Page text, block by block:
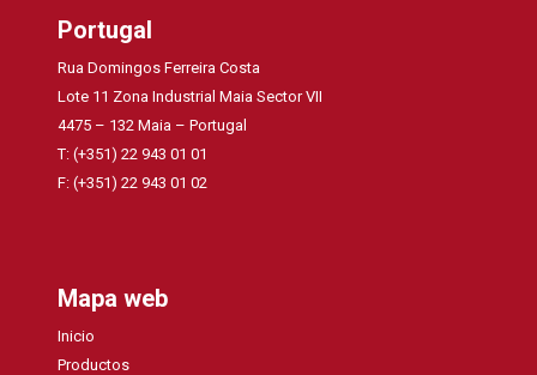
Portugal
Rua Domingos Ferreira Costa
Lote 11 Zona Industrial Maia Sector VII
4475 – 132 Maia – Portugal
T: (+351) 22 943 01 01
F: (+351) 22 943 01 02
Mapa web
Inicio
Productos